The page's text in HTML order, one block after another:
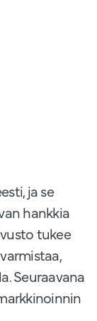
ja se
hankkia
tukee
Seuraavana